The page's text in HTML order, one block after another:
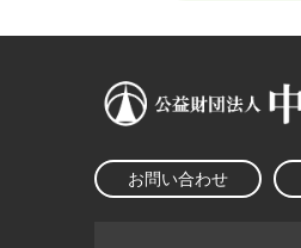
お問い合わせ